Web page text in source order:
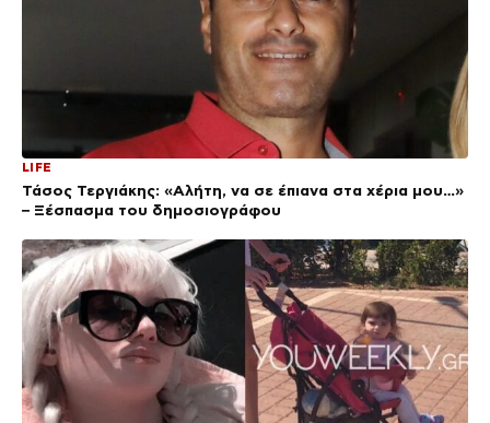
LIFE
Τάσος Τεργιάκης: «Αλήτη, να σε έπιανα στα χέρια μου…»
– Ξέσπασμα του δημοσιογράφου